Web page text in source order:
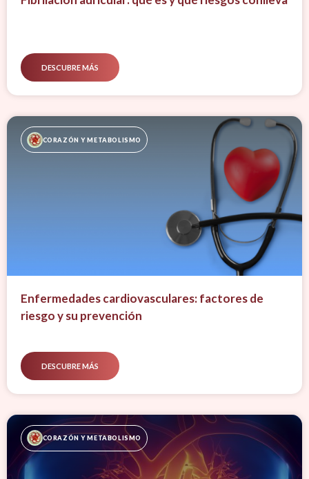
DESCUBRE MÁS
CORAZÓN Y METABOLISMO
Enfermedades cardiovasculares: factores de
riesgo y su prevención
DESCUBRE MÁS
CORAZÓN Y METABOLISMO